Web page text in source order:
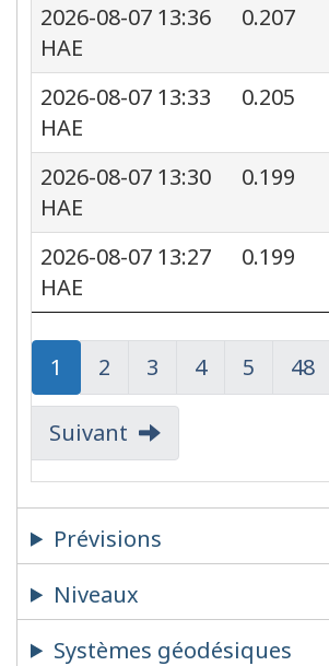
2026-08-07 13:36
HAE
0.207
2026-08-07 13:33
HAE
0.205
2026-08-07 13:30
HAE
0.199
2026-08-07 13:27
HAE
0.199
Page
Page
1 Page
Page
2 Page
Page
3 Page
Page
4 Page
Page
5 Page
Page
48
Suivant
Prévisions
Niveaux
Systèmes géodésiques